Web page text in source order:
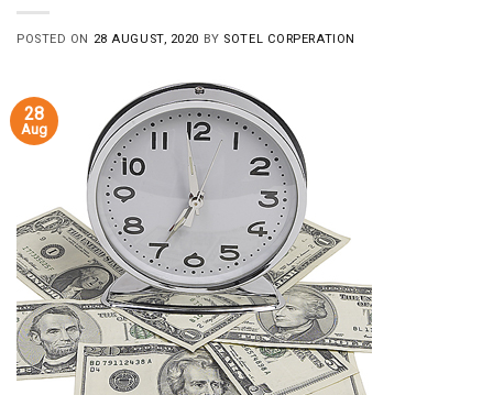
POSTED ON 28 AUGUST, 2020 BY SOTEL CORPERATION
28
Aug